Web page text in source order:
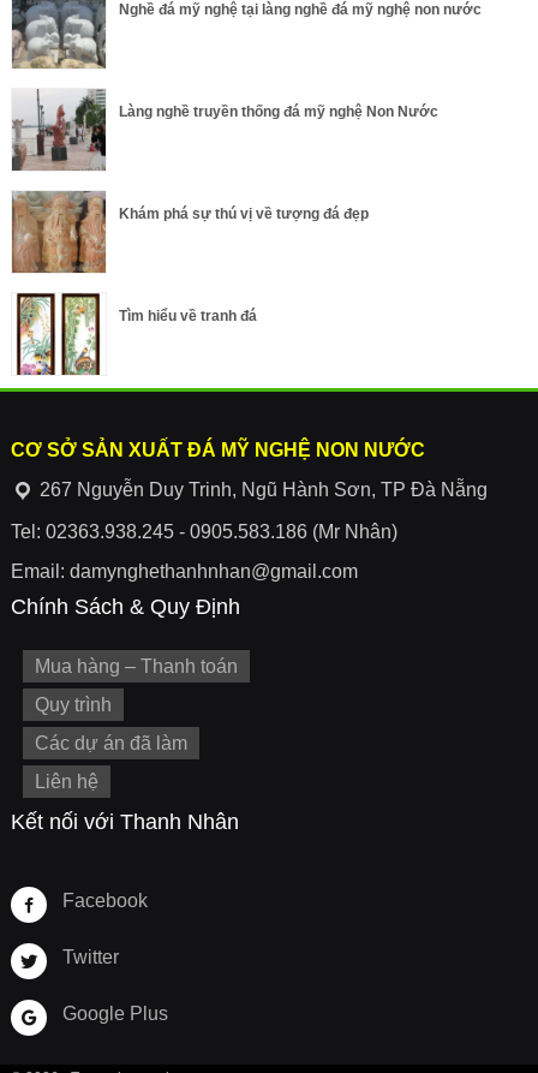
Nghề đá mỹ nghệ tại làng nghề đá mỹ nghệ non nước
Làng nghề truyền thống đá mỹ nghệ Non Nước
Khám phá sự thú vị về tượng đá đẹp
Tìm hiểu về tranh đá
CƠ SỞ SẢN XUẤT ĐÁ MỸ NGHỆ NON NƯỚC
267 Nguyễn Duy Trinh, Ngũ Hành Sơn, TP Đà Nẵng
Tel: 02363.938.245 - 0905.583.186 (Mr Nhân)
Email: damynghethanhnhan@gmail.com
Chính Sách & Quy Định
Mua hàng – Thanh toán
Quy trình
Các dự án đã làm
Liên hệ
Kết nối với Thanh Nhân
Facebook
Twitter
Google Plus